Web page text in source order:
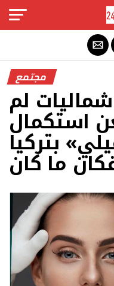
مجتمع
لم
استكمال
بتركيا
ما كان
Exit